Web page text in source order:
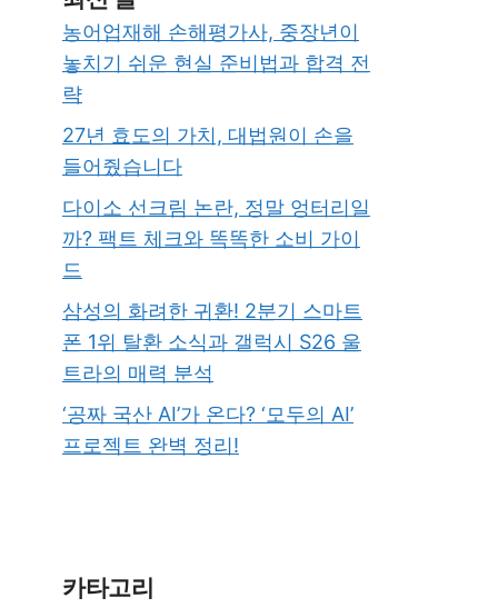
농어업재해 손해평가사, 중장년이
놓치기 쉬운 현실 준비법과 합격 전
략
27년 효도의 가치, 대법원이 손을
들어줬습니다
다이소 선크림 논란, 정말 엉터리일
까? 팩트 체크와 똑똑한 소비 가이
드
삼성의 화려한 귀환! 2분기 스마트
폰 1위 탈환 소식과 갤럭시 S26 울
트라의 매력 분석
‘공짜 국산 AI’가 온다? ‘모두의 AI’
프로젝트 완벽 정리!
카타고리